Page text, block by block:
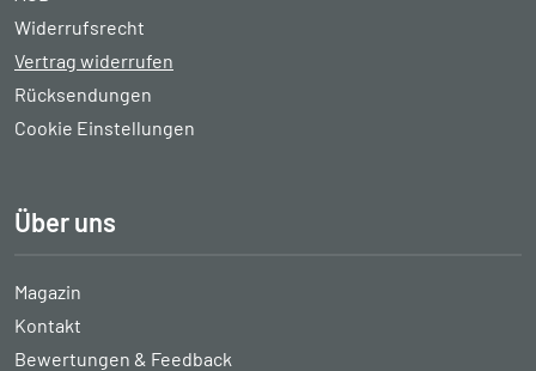
Widerrufsrecht
Vertrag widerrufen
Rücksendungen
Cookie Einstellungen
Über uns
Magazin
Kontakt
Bewertungen & Feedback